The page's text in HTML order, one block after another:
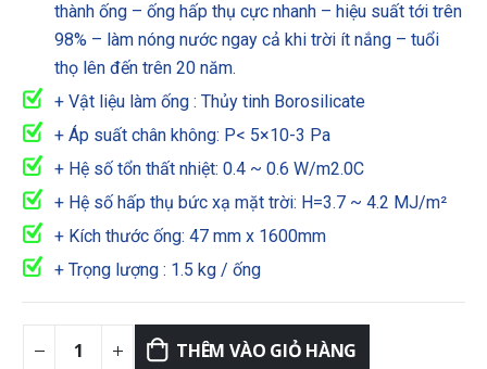
thành ống – ống hấp thụ cực nhanh – hiệu suất tới trên
98% – làm nóng nước ngay cả khi trời ít nắng – tuổi
thọ lên đến trên 20 năm.
+ Vật liệu làm ống : Thủy tinh Borosilicate
+ Áp suất chân không: P< 5×10-3 Pa
+ Hệ số tổn thất nhiệt: 0.4 ~ 0.6 W/m2.0C
+ Hệ số hấp thụ bức xạ mặt trời: H=3.7 ~ 4.2 MJ/m²
+ Kích thước ống: 47 mm x 1600mm
+ Trọng lượng : 1.5 kg / ống
THÊM VÀO GIỎ HÀNG